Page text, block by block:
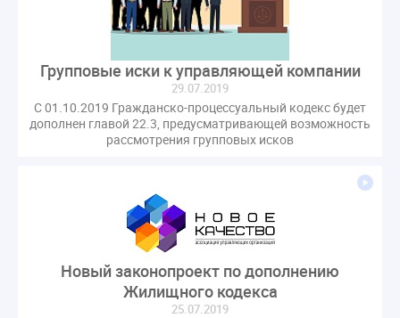
Групповые иски к управляющей компании
29.07.2019
С 01.10.2019 Гражданско-процессуальный кодекс будет
дополнен главой 22.3, предусматривающей возможность
рассмотрения групповых исков
Новый законопроект по дополнению
Жилищного кодекса
25.07.2019